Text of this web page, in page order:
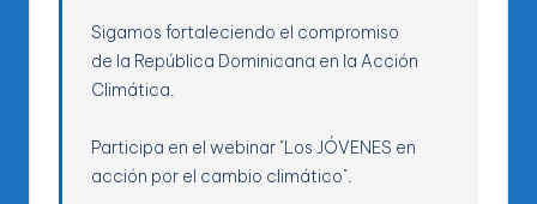
Sigamos fortaleciendo el compromiso
de la República Dominicana en la Acción
Climática.
Participa en el webinar "Los JÓVENES en
acción por el cambio climático".